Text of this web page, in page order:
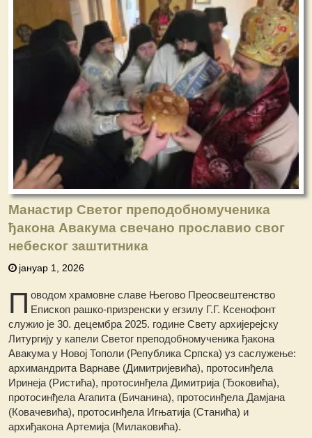
Манастир Светог преподобномученика
ђакона Авакума свечано прославио свог
небеског заштитника
јануар 1, 2026
П оводом храмовне славе Његово Преосвештенство
Епископ рашко-призренски у егзилу Г.Г. Ксенофонт
служио је 30. децембра 2025. године Свету архијерејску
Литургију у капели Светог преподобномученика ђакона
Авакума у Новој Тополи (Република Српска) уз саслужење:
архимандрита Варнаве (Димитријевића), протосинђела
Иринеја (Ристића), протосинђела Димитрија (Ђоковића),
протосинђела Агапита (Бичанина), протосинђела Дамјана
(Ковачевића), протосинђела Игњатија (Станића) и
архиђакона Артемија (Милаковића).